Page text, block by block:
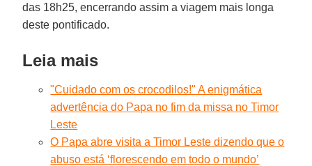
das 18h25, encerrando assim a viagem mais longa
deste pontificado.
Leia mais
"Cuidado com os crocodilos!" A enigmática
advertência do Papa no fim da missa no Timor
Leste
O Papa abre visita a Timor Leste dizendo que o
abuso está ‘florescendo em todo o mundo’